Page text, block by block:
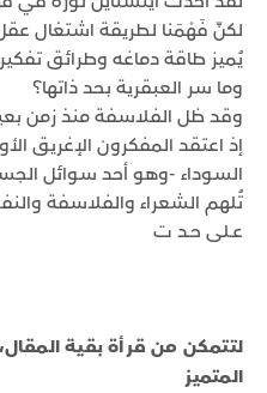
لكنّ فَهْمَنا لطريقة اشتغال
يُميز طاقة دماغه وطرائق
وما سر العبقرية بحد ذاتها؟
وقد ظل الفلاسفة منذ زمن
إذ اعتقد المفكرون الإغريق
السوداء -وهو أحد سوائل
تُلهم الشعراء والفلاسفة
عـلى حـد ت
لتتمكن من قرأة بقية
المتميز